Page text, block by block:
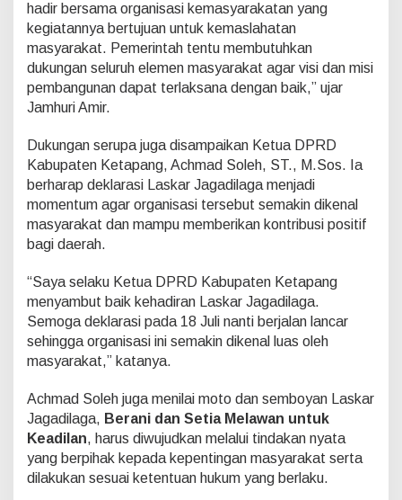
n
K
e
t
u
R
D
K
t
a
n
hadir bersama organisasi kemasyarakatan yang
kegiatannya bertujuan untuk kemaslahatan
masyarakat. Pemerintah tentu membutuhkan
dukungan seluruh elemen masyarakat agar visi dan misi
pembangunan dapat terlaksana dengan baik,” ujar
Jamhuri Amir.
Dukungan serupa juga disampaikan Ketua DPRD
Kabupaten Ketapang, Achmad Soleh, ST., M.Sos. Ia
berharap deklarasi Laskar Jagadilaga menjadi
momentum agar organisasi tersebut semakin dikenal
masyarakat dan mampu memberikan kontribusi positif
bagi daerah.
“Saya selaku Ketua DPRD Kabupaten Ketapang
menyambut baik kehadiran Laskar Jagadilaga.
Semoga deklarasi pada 18 Juli nanti berjalan lancar
sehingga organisasi ini semakin dikenal luas oleh
masyarakat,” katanya.
Achmad Soleh juga menilai moto dan semboyan Laskar
Jagadilaga, Berani dan Setia Melawan untuk
Keadilan, harus diwujudkan melalui tindakan nyata
yang berpihak kepada kepentingan masyarakat serta
dilakukan sesuai ketentuan hukum yang berlaku.